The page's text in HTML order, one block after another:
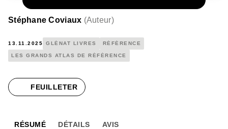
Stéphane Coviaux (Auteur)
13.11.2025 GLÉNAT LIVRES RÉFÉRENCE
LES GRANDS ATLAS DE RÉFÉRENCE
FEUILLETER
RÉSUMÉ DÉTAILS AVIS